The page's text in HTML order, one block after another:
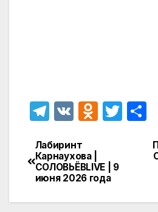
T
e
gr
a
V
O
o
kl
T
п
Навигация
по
записям
Лабиринт
Карнаухова |
СОЛОВЬЁВLIVE | 9
июня 2026 года